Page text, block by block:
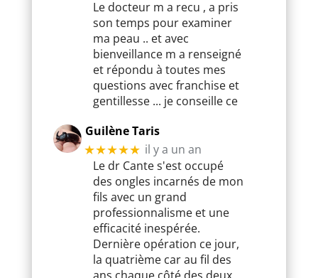
Le docteur m a recu , a pris
son temps pour examiner
ma peau .. et avec
bienveillance m a renseigné
et répondu à toutes mes
questions avec franchise et
gentillesse ... je conseille ce
Guilène Taris
★★★★★ il y a un an
Le dr Cante s'est occupé
des ongles incarnés de mon
fils avec un grand
professionnalisme et une
efficacité inespérée.
Dernière opération ce jour,
la quatrième car au fil des